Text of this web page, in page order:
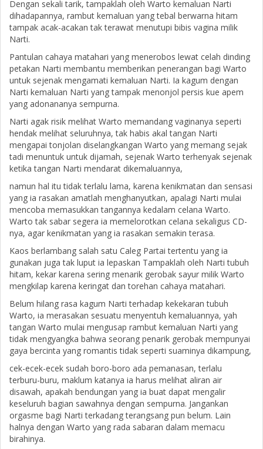
Dengan sekali tarik, tampaklah oleh Warto kemaluan Narti
dihadapannya, rambut kemaluan yang tebal berwarna hitam
tampak acak-acakan tak terawat menutupi bibis vagina milik
Narti.
Pantulan cahaya matahari yang menerobos lewat celah dinding
petakan Narti membantu memberikan penerangan bagi Warto
untuk sejenak mengamati kemaluan Narti. Ia kagum dengan
Narti kemaluan Narti yang tampak menonjol persis kue apem
yang adonananya sempurna.
Narti agak risik melihat Warto memandang vaginanya seperti
hendak melihat seluruhnya, tak habis akal tangan Narti
mengapai tonjolan diselangkangan Warto yang memang sejak
tadi menuntuk untuk dijamah, sejenak Warto terhenyak sejenak
ketika tangan Narti mendarat dikemaluannya,
namun hal itu tidak terlalu lama, karena kenikmatan dan sensasi
yang ia rasakan amatlah menghanyutkan, apalagi Narti mulai
mencoba memasukkan tangannya kedalam celana Warto.
Warto tak sabar segera ia memelorotkan celana sekaligus CD-
nya, agar kenikmatan yang ia rasakan semakin terasa.
Kaos berlambang salah satu Caleg Partai tertentu yang ia
gunakan juga tak luput ia lepaskan Tampaklah oleh Narti tubuh
hitam, kekar karena sering menarik gerobak sayur milik Warto
mengkilap karena keringat dan torehan cahaya matahari.
Belum hilang rasa kagum Narti terhadap kekekaran tubuh
Warto, ia merasakan sesuatu menyentuh kemaluannya, yah
tangan Warto mulai mengusap rambut kemaluan Narti yang
tidak mengyangka bahwa seorang penarik gerobak mempunyai
gaya bercinta yang romantis tidak seperti suaminya dikampung,
cek-ecek-ecek sudah boro-boro ada pemanasan, terlalu
terburu-buru, maklum katanya ia harus melihat aliran air
disawah, apakah bendungan yang ia buat dapat mengalir
keseluruh bagian sawahnya dengan sempurna. Jangankan
orgasme bagi Narti terkadang terangsang pun belum. Lain
halnya dengan Warto yang rada sabaran dalam memacu
birahinya.